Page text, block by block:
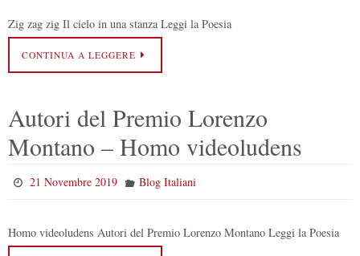
Zig zag zig Il cielo in una stanza Leggi la Poesia
CONTINUA A LEGGERE
Autori del Premio Lorenzo
Montano – Homo videoludens
21 Novembre 2019 Blog Italiani
Homo videoludens Autori del Premio Lorenzo Montano Leggi la Poesia